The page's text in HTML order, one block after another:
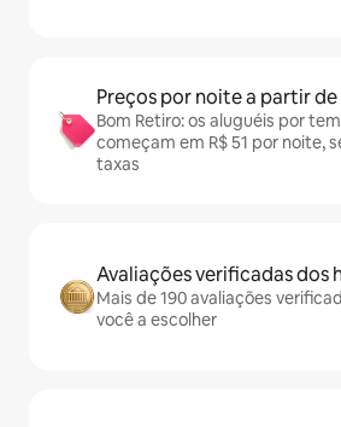
Preços por noite a partir de
Bom Retiro: os aluguéis por
começam em R$ 51 por noite,
taxas
Avaliações verificadas dos
Mais de 190 avaliações
você a escolher